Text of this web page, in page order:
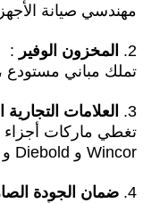
مهندسي صيانة
2. المخزون الوفير :
تملك مباني
3. العلامات التجارية
Wincor و Diebold و NMD و Hyosung ، إلخ.
4. ضمان الجودة